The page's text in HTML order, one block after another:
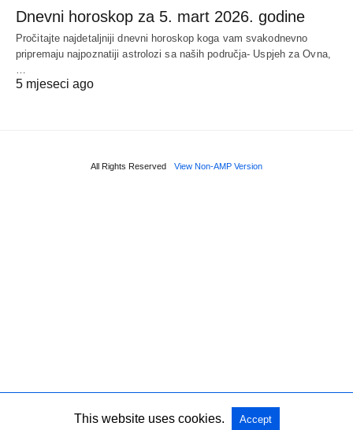
Dnevni horoskop za 5. mart 2026. godine
Pročitajte najdetaljniji dnevni horoskop koga vam svakodnevno
pripremaju najpoznatiji astrolozi sa naših područja- Uspjeh za Ovna,
…
5 mjeseci ago
All Rights Reserved View Non-AMP Version
This website uses cookies. Accept